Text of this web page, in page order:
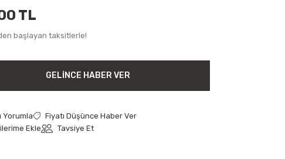
TL
başlayan taksitlerle!
GELINCE HABER VER
Yorumla
Fiyatı Düşünce Haber Ver
Tavsiye Et